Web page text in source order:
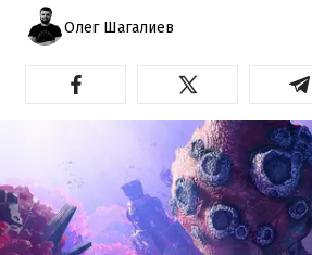
Олег Шагалиев